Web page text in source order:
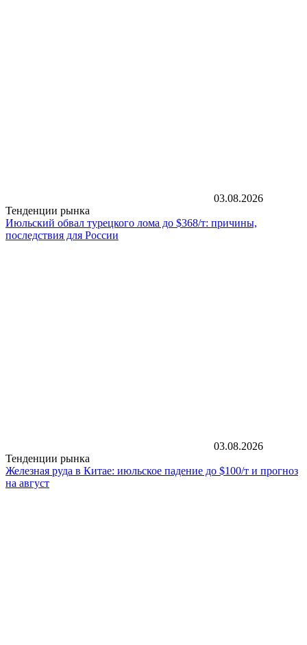
03.08.2026
Тенденции рынка
Июльский обвал турецкого лома до $368/т: причины,
последствия для России
03.08.2026
Тенденции рынка
Железная руда в Китае: июльское падение до $100/т и прогноз
на август